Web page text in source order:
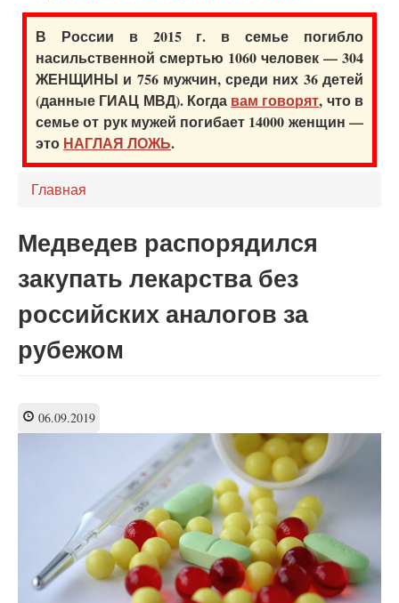
В России в 2015 г. в семье погибло
насильственной смертью 1060 человек — 304
ЖЕНЩИНЫ и 756 мужчин, среди них 36 детей
(данные ГИАЦ МВД). Когда вам говорят, что в
семье от рук мужей погибает 14000 женщин —
это НАГЛАЯ ЛОЖЬ.
Главная
Медведев распорядился
закупать лекарства без
российских аналогов за
рубежом
06.09.2019